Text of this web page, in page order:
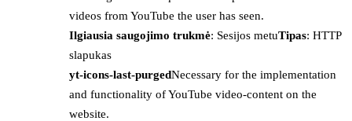
videos from YouTube the user has seen.
Ilgiausia saugojimo trukmė: Sesijos metuTipas: HTTP
slapukas
yt-icons-last-purgedNecessary for the implementation
and functionality of YouTube video-content on the
website.